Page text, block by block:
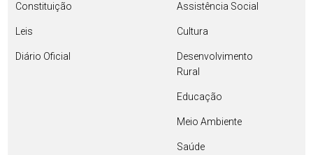
Constituição
Leis
Diário Oficial
Assistência Social
Cultura
Desenvolvimento
Rural
Educação
Meio Ambiente
Saúde